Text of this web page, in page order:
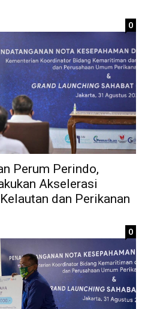
0
Perum Perindo,
Akselerasi
dan Perikanan
0